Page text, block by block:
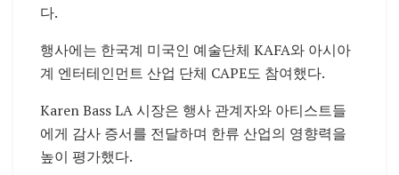
다.
행사에는 한국계 미국인 예술단체 KAFA와 아시아
계 엔터테인먼트 산업 단체 CAPE도 참여했다.
Karen BassLA 시장은 행사 관계자와 아티스트들
에게 감사 증서를 전달하며 한류 산업의 영향력을
높이 평가했다.